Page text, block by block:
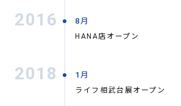
2016 8月
HANA店オープン
2018 1月
ライフ相武台展オープン